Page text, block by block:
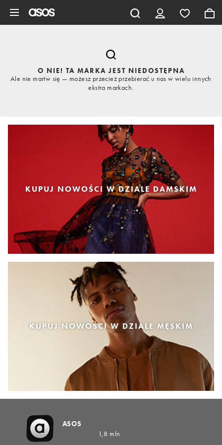
O NIE! TA MARKA JEST NIEDOSTĘPNA
Ale nie martw się — możesz przecież przebierać u nas w wielu innych
ekstra markach.
KUPUJ NOWOŚCI W DZIALE DAMSKIM
KUPUJ NOWOŚCI W DZIALE MĘSKIM
ASOS
1,8 mln